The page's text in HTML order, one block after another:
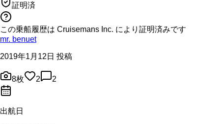
証明済
この乗船履歴は Cruisemans Inc. により証明済みです
mr. benuet
2019年1月12日 投稿
8枚 2 2
出航日